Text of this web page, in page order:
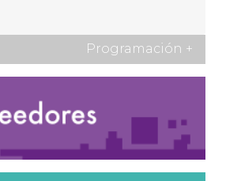
Programación +